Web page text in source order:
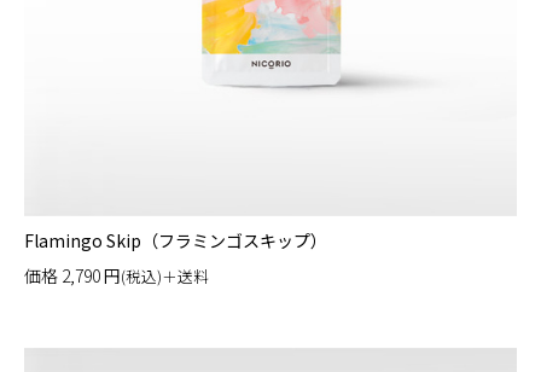
Flamingo Skip（フラミンゴスキップ）
価格 2,790円(税込)＋送料